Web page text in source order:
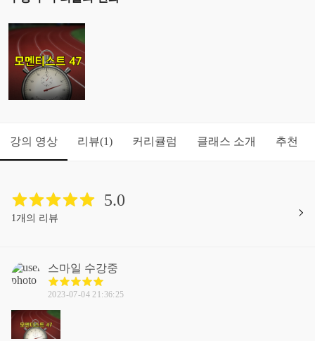
강의 영상 리뷰(1) 커리큘럼 클래스 소개 추천
5.0
1개의 리뷰
스마일 수강중
2023-07-04 21:36:25